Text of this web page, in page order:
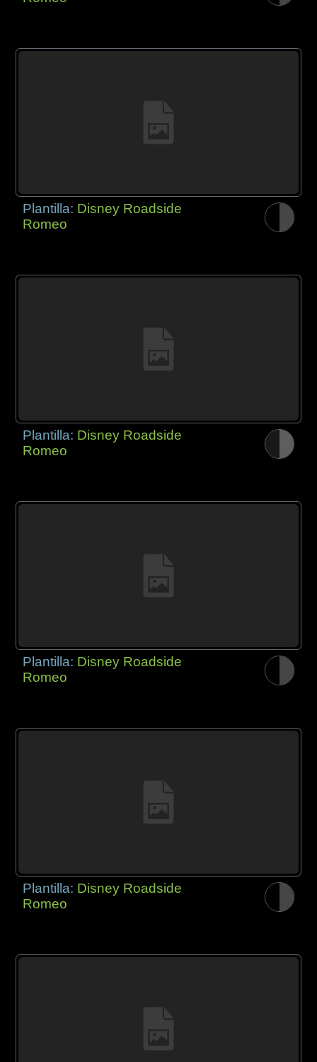
Plantilla: Disney Roadside
Romeo
Plantilla: Disney Roadside
Romeo
Plantilla: Disney Roadside
Romeo
Plantilla: Disney Roadside
Romeo